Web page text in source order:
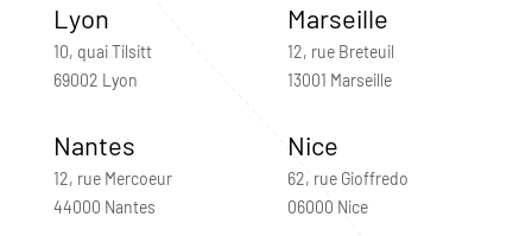
Lyon
10, quai Tilsitt
69002 Lyon
Marseille
12, rue Breteuil
13001 Marseille
Nantes
12, rue Mercoeur
44000 Nantes
Nice
62, rue Gioffredo
06000 Nice